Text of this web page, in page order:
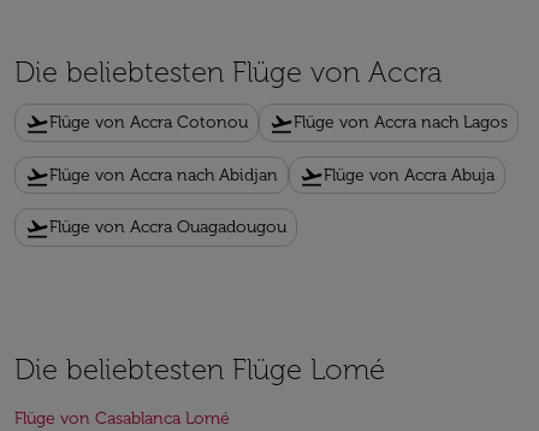
Die beliebtesten Flüge von Accra
flight_takeoffFlüge von Accra Cotonou flight_takeoffFlüge von Accra nach Lagos
flight_takeoffFlüge von Accra nach Abidjan flight_takeoffFlüge von Accra Abuja
flight_takeoffFlüge von Accra Ouagadougou
Die beliebtesten Flüge Lomé
Flüge von Casablanca Lomé